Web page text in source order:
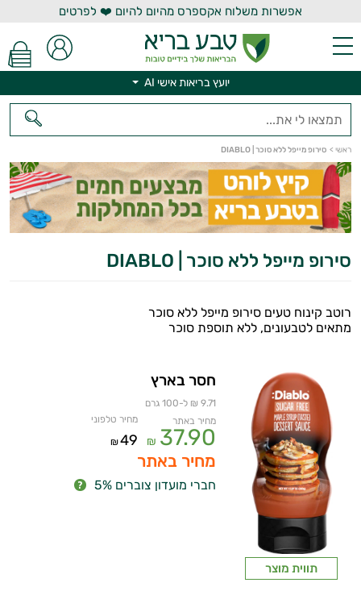
אפשרות משלוח אקספרס מהיום להיום ❤️ לפרטים
יועץ בריאות אישי AI
ראשי > סירופ מייפל ללא סוכר | DIABLO
סירופ מייפל ללא סוכר | DIABLO
רוטב קינוח טעים סירופ מייפל ללא סוכר
מתאים לטבעונים, ללא תוספת סוכר
תווית מוצר
חסר בארץ
9.71 ₪ ל-100 גרם
מחיר באתר
37.90
₪
מחיר טלפוני
49
₪
מחיר באתר
חברי מועדון צוברים 5%
יועץ בריאות אישי AI